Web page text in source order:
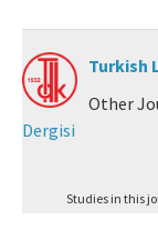
Turkish
Other
Dergisi
Studies in this